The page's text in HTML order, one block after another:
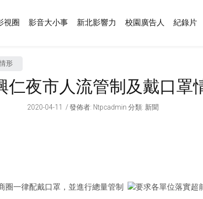
視圈 影音大小事 新北影響力 校園廣告人 紀錄片
形
仁夜市人流管制及戴口罩
2020-04-11 發佈者: Ntpcadmin 分類: 新聞